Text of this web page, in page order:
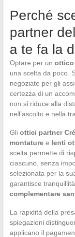
Perché
partner
a te fa la
Optare per un ottico
una scelta da poco.
negoziate per gli
certezza di un
non si riduce alla
nell’ascolto e nella
Gli ottici partner
montaturee lenti
scelta permette di
ciascuno, senza
selezionata per la
garantisce
complementare
La rapidità della
spiegazioni
applicano il